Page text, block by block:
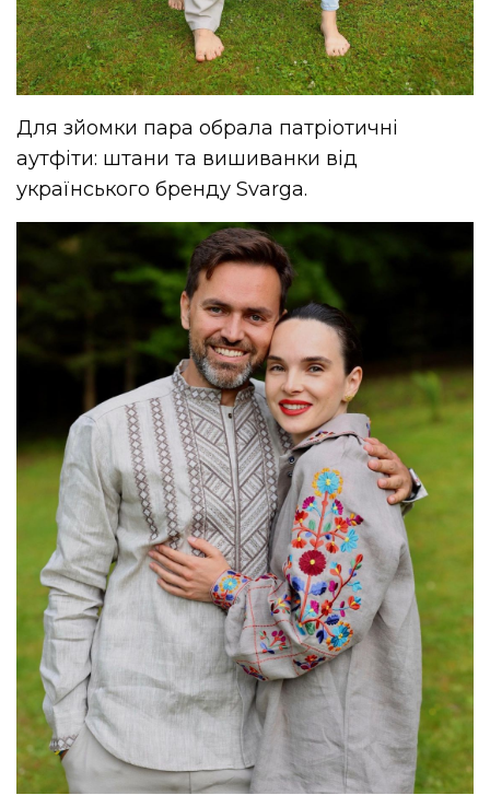
Для зйомки пара обрала патріотичні
аутфіти: штани та вишиванки від
українського бренду Svarga.